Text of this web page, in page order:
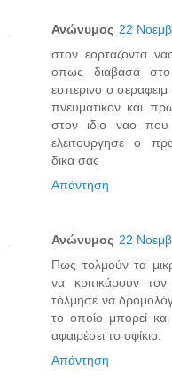
Ανώνυμος 22
στον εορταζοντα
οπως διαβασα στο
εσπερινο ο σεραφειμ
πνευματικον και
στον ιδιο ναο που
ελειτουργησε ο
δικα σας
Απάντηση
Ανώνυμος 22
Πως τολμούν τα
να κριτικάρουν
τόλμησε να
το οποίο μπορεί
αφαιρέσει το οφίκιο.
Απάντηση